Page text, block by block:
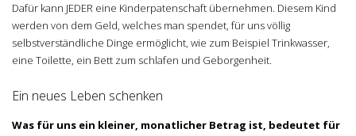
Dafür kann JEDER eine Kinderpatenschaft übernehmen. Diesem Kind
werden von dem Geld, welches man spendet, für uns völlig
selbstverständliche Dinge ermöglicht, wie zum Beispiel Trinkwasser,
eine Toilette, ein Bett zum schlafen und Geborgenheit.
Ein neues Leben schenken
Was für uns ein kleiner, monatlicher Betrag ist, bedeutet für